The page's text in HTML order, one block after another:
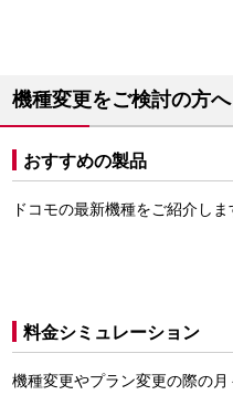
機種変更をご検討の方へ
おすすめの製品
ドコモの最新機種をご紹介しま
料金シミュレーション
機種変更やプラン変更の際の